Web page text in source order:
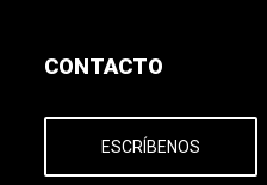
CONTACTO
ESCRÍBENOS